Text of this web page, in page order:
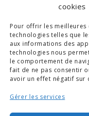
cookies
Pour offrir les meilleures
technologies telles que
aux informations des
technologies nous
le comportement de
fait de ne pas consentir
avoir un effet négatif sur
Gérer les services
COPYRIGHTS